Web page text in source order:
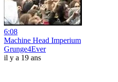
6:08
Machine Head Imperium
Grunge4Ever
il y a 19 ans